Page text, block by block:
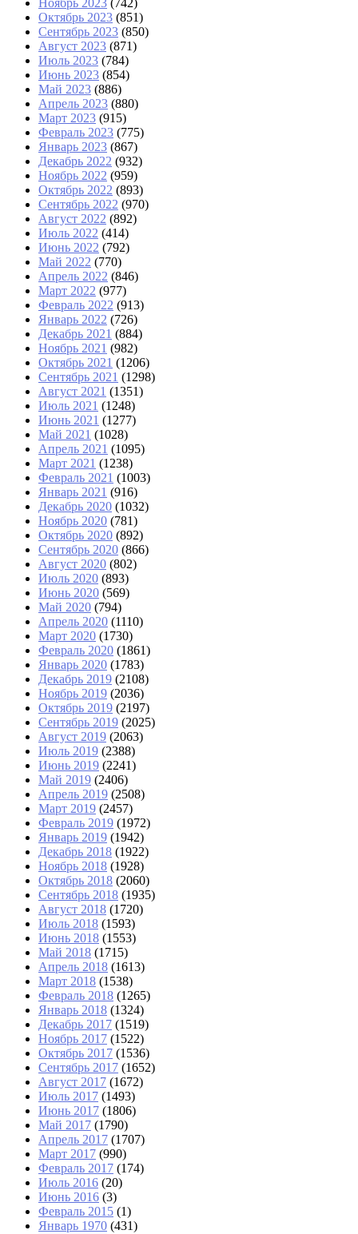
Ноябрь 2023 (742)
Октябрь 2023 (851)
Сентябрь 2023 (850)
Август 2023 (871)
Июль 2023 (784)
Июнь 2023 (854)
Май 2023 (886)
Апрель 2023 (880)
Март 2023 (915)
Февраль 2023 (775)
Январь 2023 (867)
Декабрь 2022 (932)
Ноябрь 2022 (959)
Октябрь 2022 (893)
Сентябрь 2022 (970)
Август 2022 (892)
Июль 2022 (414)
Июнь 2022 (792)
Май 2022 (770)
Апрель 2022 (846)
Март 2022 (977)
Февраль 2022 (913)
Январь 2022 (726)
Декабрь 2021 (884)
Ноябрь 2021 (982)
Октябрь 2021 (1206)
Сентябрь 2021 (1298)
Август 2021 (1351)
Июль 2021 (1248)
Июнь 2021 (1277)
Май 2021 (1028)
Апрель 2021 (1095)
Март 2021 (1238)
Февраль 2021 (1003)
Январь 2021 (916)
Декабрь 2020 (1032)
Ноябрь 2020 (781)
Октябрь 2020 (892)
Сентябрь 2020 (866)
Август 2020 (802)
Июль 2020 (893)
Июнь 2020 (569)
Май 2020 (794)
Апрель 2020 (1110)
Март 2020 (1730)
Февраль 2020 (1861)
Январь 2020 (1783)
Декабрь 2019 (2108)
Ноябрь 2019 (2036)
Октябрь 2019 (2197)
Сентябрь 2019 (2025)
Август 2019 (2063)
Июль 2019 (2388)
Июнь 2019 (2241)
Май 2019 (2406)
Апрель 2019 (2508)
Март 2019 (2457)
Февраль 2019 (1972)
Январь 2019 (1942)
Декабрь 2018 (1922)
Ноябрь 2018 (1928)
Октябрь 2018 (2060)
Сентябрь 2018 (1935)
Август 2018 (1720)
Июль 2018 (1593)
Июнь 2018 (1553)
Май 2018 (1715)
Апрель 2018 (1613)
Март 2018 (1538)
Февраль 2018 (1265)
Январь 2018 (1324)
Декабрь 2017 (1519)
Ноябрь 2017 (1522)
Октябрь 2017 (1536)
Сентябрь 2017 (1652)
Август 2017 (1672)
Июль 2017 (1493)
Июнь 2017 (1806)
Май 2017 (1790)
Апрель 2017 (1707)
Март 2017 (990)
Февраль 2017 (174)
Июль 2016 (20)
Июнь 2016 (3)
Февраль 2015 (1)
Январь 1970 (431)